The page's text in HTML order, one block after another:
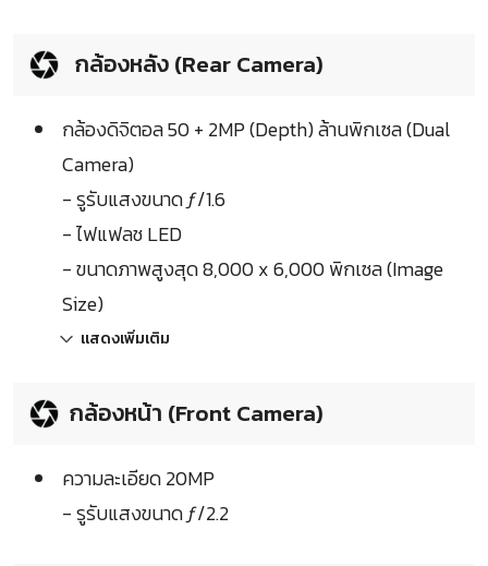
กล้องหลัง (Rear Camera)
กล้องดิจิตอล 50 + 2MP (Depth) ล้านพิกเซล (Dual
Camera)
- รูรับแสงขนาด ƒ/1.6
- ไฟแฟลช LED
- ขนาดภาพสูงสุด 8,000 x 6,000 พิกเซล (Image
Size)
แสดงเพิ่มเติม
กล้องหน้า (Front Camera)
ความละเอียด 20MP
- รูรับแสงขนาด ƒ/2.2